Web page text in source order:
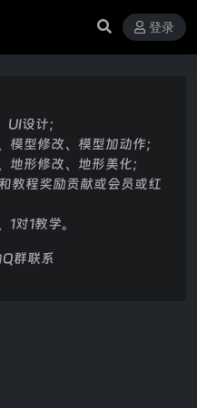
登录
UI设计；
模型修改、模型加动作；
地形修改、地形美化；
教程奖励贡献或会员或红
对1教学。
群联系